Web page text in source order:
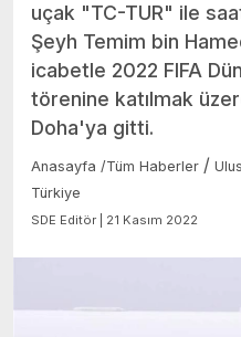
uçak "TC-TUR" ile
Şeyh Temim bin
icabetle 2022 FIFA
törenine katılmak
Doha'ya gitti.
Anasayfa /Tüm Haberler /
Türkiye
SDE Editör | 21 Kasım 2022